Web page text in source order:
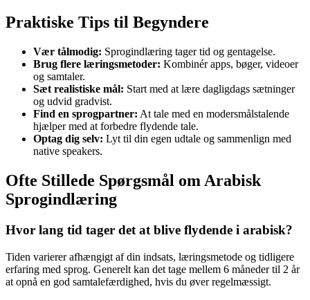
Praktiske Tips til Begyndere
Vær tålmodig: Sprogindlæring tager tid og gentagelse.
Brug flere læringsmetoder: Kombinér apps, bøger, videoer
og samtaler.
Sæt realistiske mål: Start med at lære dagligdags sætninger
og udvid gradvist.
Find en sprogpartner: At tale med en modersmålstalende
hjælper med at forbedre flydende tale.
Optag dig selv: Lyt til din egen udtale og sammenlign med
native speakers.
Ofte Stillede Spørgsmål om Arabisk
Sprogindlæring
Hvor lang tid tager det at blive flydende i arabisk?
Tiden varierer afhængigt af din indsats, læringsmetode og tidligere
erfaring med sprog. Generelt kan det tage mellem 6 måneder til 2 år
at opnå en god samtalefærdighed, hvis du øver regelmæssigt.